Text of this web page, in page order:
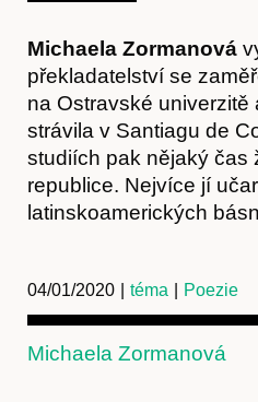
Michaela Zormanová
překladatelství se
na Ostravské univerzitě
strávila v Santiagu de
studiích pak nějaký čas
republice. Nejvíce jí
latinskoamerických
04/01/2020 téma Poezie
Michaela Zormanová